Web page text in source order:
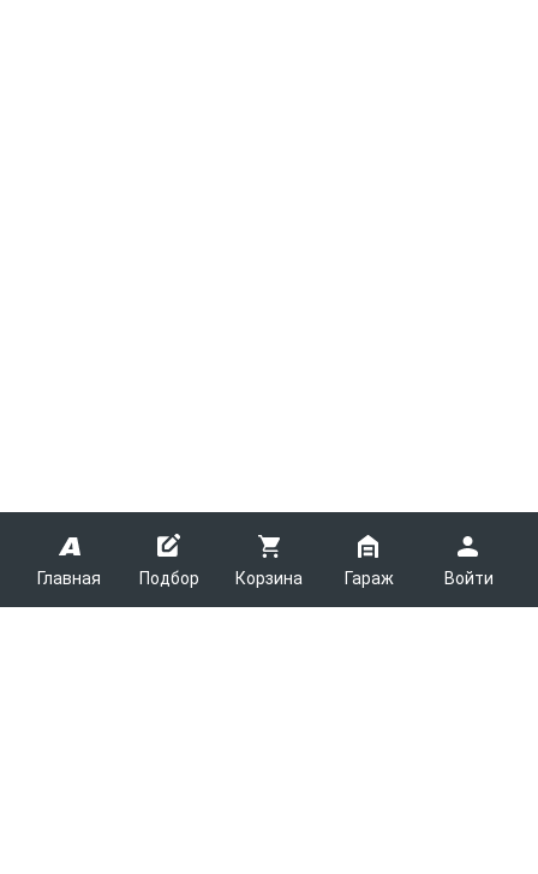
Главная Подбор Корзина Гараж Войти